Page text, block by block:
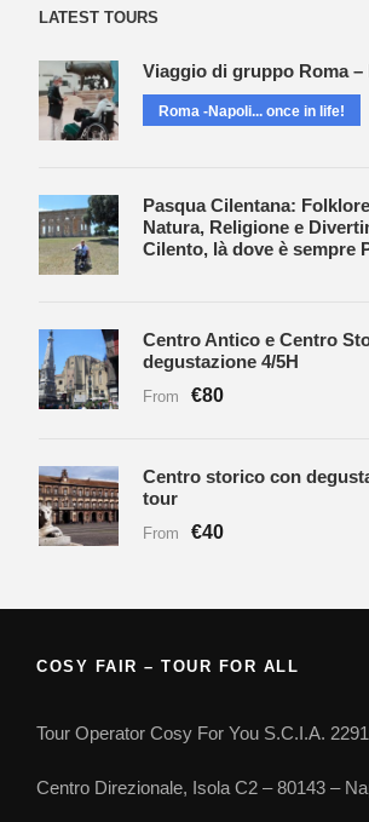
LATEST TOURS
Viaggio di gruppo Roma –
Roma -Napoli... once in life!
Pasqua Cilentana:
Natura, Religione e
Cilento, là dove è sempre
Centro Antico e Centro
degustazione 4/5H
From €80
Centro storico con
tour
From €40
COSY FAIR – TOUR FOR ALL
Tour Operator Cosy For You S.C.I.A.
Centro Direzionale, Isola C2 – 80143 –